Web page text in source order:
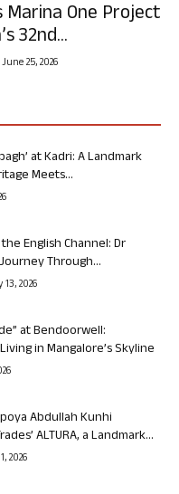
Marina One Project
32nd...
June 25, 2026
at Kadri: A Landmark
Meets...
English Channel: Dr
Through...
2026
at Bendoorwell:
in Mangalore’s Skyline
Abdullah Kunhi
ALTURA, a Landmark...
2026